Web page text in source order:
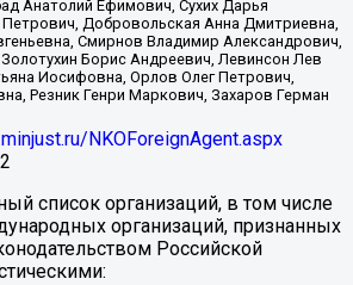
Анатолий Ефимович, Сухих Дарья
Добровольская Анна Дмитриевна,
Смирнов Владимир Александрович,
Борис Андреевич, Левинсон Лев
Иосифовна, Орлов Олег Петрович,
Резник Генри Маркович, Захаров Герман
NKOForeignAgent.aspx
список организаций, в том числе
организаций, признанных
Российской